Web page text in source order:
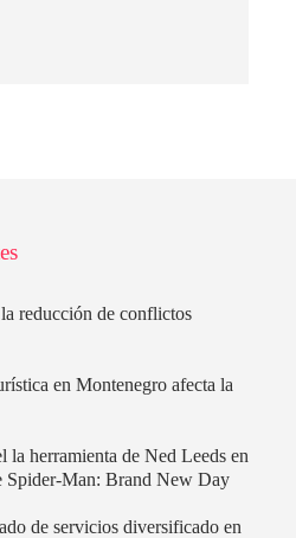
reducción de conflictos
en Montenegro afecta la
la herramienta de Ned Leeds en
Spider-Man: Brand New Day
de servicios diversificado en